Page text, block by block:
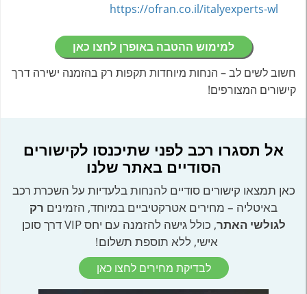
https://ofran.co.il/italyexperts-wl
למימוש ההטבה באופרן לחצו כאן
חשוב לשים לב – הנחות מיוחדות תקפות רק בהזמנה ישירה דרך
קישורים המצורפים!
אל תסגרו רכב לפני שתיכנסו לקישורים
הסודיים באתר שלנו
כאן תמצאו קישורים סודיים להנחות בלעדיות על השכרת רכב
באיטליה – מחירים אטרקטיביים במיוחד, הזמינים רק
לגולשי האתר
, כולל גישה להזמנה עם יחס VIP דרך סוכן
אישי, ללא תוספת תשלום!
לבדיקת מחירים לחצו כאן